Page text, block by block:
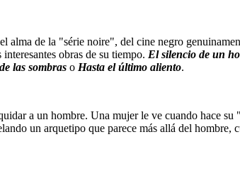
alma de la "série noire", del cine negro
obras de su tiempo. El silencio de un
las sombras o Hasta el último aliento.
a un hombre. Una mujer le ve cuando hace
un arquetipo que parece más allá del